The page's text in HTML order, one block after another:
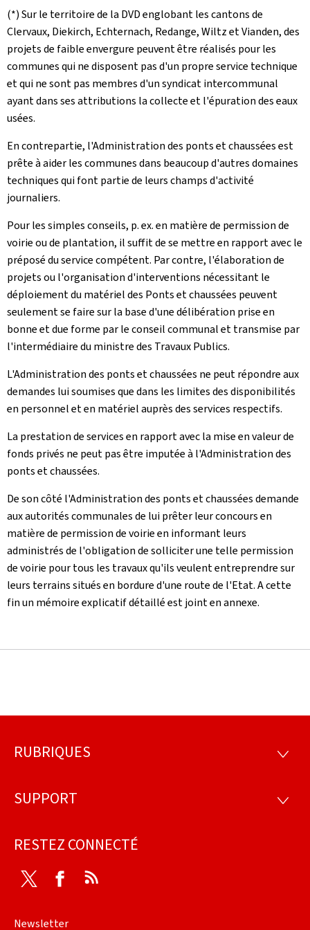
(*) Sur le territoire de la DVD englobant les cantons de
Clervaux, Diekirch, Echternach, Redange, Wiltz et Vianden, des
projets de faible envergure peuvent être réalisés pour les
communes qui ne disposent pas d'un propre service technique
et qui ne sont pas membres d'un syndicat intercommunal
ayant dans ses attributions la collecte et l'épuration des eaux
usées.
En contrepartie, l'Administration des ponts et chaussées est
prête à aider les communes dans beaucoup d'autres domaines
techniques qui font partie de leurs champs d'activité
journaliers.
Pour les simples conseils, p. ex. en matière de permission de
voirie ou de plantation, il suffit de se mettre en rapport avec le
préposé du service compétent. Par contre, l'élaboration de
projets ou l'organisation d'interventions nécessitant le
déploiement du matériel des Ponts et chaussées peuvent
seulement se faire sur la base d'une délibération prise en
bonne et due forme par le conseil communal et transmise par
l'intermédiaire du ministre des Travaux Publics.
L'Administration des ponts et chaussées ne peut répondre aux
demandes lui soumises que dans les limites des disponibilités
en personnel et en matériel auprès des services respectifs.
La prestation de services en rapport avec la mise en valeur de
fonds privés ne peut pas être imputée à l'Administration des
ponts et chaussées.
De son côté l'Administration des ponts et chaussées demande
aux autorités communales de lui prêter leur concours en
matière de permission de voirie en informant leurs
administrés de l'obligation de solliciter une telle permission
de voirie pour tous les travaux qu'ils veulent entreprendre sur
leurs terrains situés en bordure d'une route de l'Etat. A cette
fin un mémoire explicatif détaillé est joint en annexe.
Pied
page
RUBRIQUES
SUPPORT
RESTEZ CONNECTÉ
Twitter Facebook
Newsletter